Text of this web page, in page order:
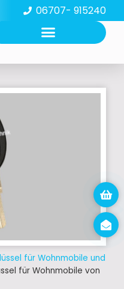
06707- 915240
für Wohnmobile und
für Wohnmobile von